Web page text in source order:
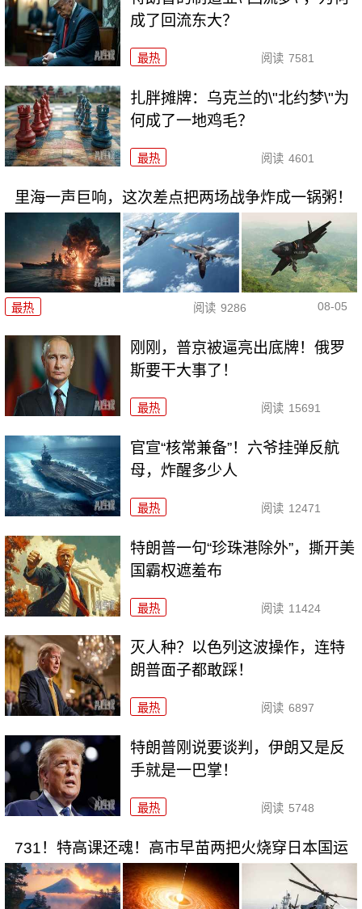
成了回流东大？
最热 阅读 7581
扎胖摊牌：乌克兰的\"北约梦\"为
何成了一地鸡毛？
最热 阅读 4601
里海一声巨响，这次差点把两场战争炸成一锅粥！
最热 阅读 9286 08-05
刚刚，普京被逼亮出底牌！俄罗
斯要干大事了！
最热 阅读 15691
官宣“核常兼备”！六爷挂弹反航
母，炸醒多少人
最热 阅读 12471
特朗普一句“珍珠港除外”，撕开美
国霸权遮羞布
最热 阅读 11424
灭人种？以色列这波操作，连特
朗普面子都敢踩！
最热 阅读 6897
特朗普刚说要谈判，伊朗又是反
手就是一巴掌！
最热 阅读 5748
731！特高课还魂！高市早苗两把火烧穿日本国运